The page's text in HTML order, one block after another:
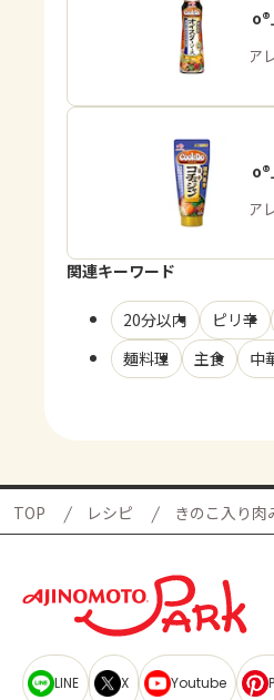
「Cook Do®
商品・ア
「Cook Do®
商品・ア
関連キーワード
20分以内 ピリ辛
麺料理
主食 中
TOP レシピ きのこ入り肉
LINE X Youtube